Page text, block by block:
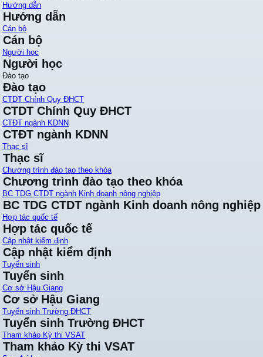
Hướng dẫn
Hướng dẫn
Cán bộ
Cán bộ
Người học
Người học
Đào tạo
Đào tạo
CTDT Chính Quy ĐHCT
CTDT Chính Quy ĐHCT
CTĐT ngành KDNN
CTĐT ngành KDNN
Thạc sĩ
Thạc sĩ
Chương trình đào tạo theo khóa
Chương trình đào tạo theo khóa
BC TDG CTDT ngành Kinh doanh nông nghiệp
BC TDG CTDT ngành Kinh doanh nông nghiệp
Hợp tác quốc tế
Hợp tác quốc tế
Cập nhật kiểm định
Cập nhật kiểm định
Tuyển sinh
Tuyển sinh
Cơ sở Hậu Giang
Cơ sở Hậu Giang
Tuyển sinh Trường ĐHCT
Tuyển sinh Trường ĐHCT
Tham khảo Kỳ thi VSAT
Tham khảo Kỳ thi VSAT